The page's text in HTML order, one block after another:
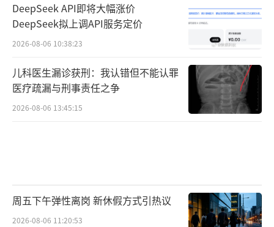
DeepSeek API即将大幅涨价
DeepSeek拟上调API服务定价
2026-08-06 10:38:23
儿科医生漏诊获刑：我认错但不能认罪
医疗疏漏与刑事责任之争
2026-08-06 13:45:15
周五下午弹性离岗 新休假方式引热议
2026-08-06 11:20:53